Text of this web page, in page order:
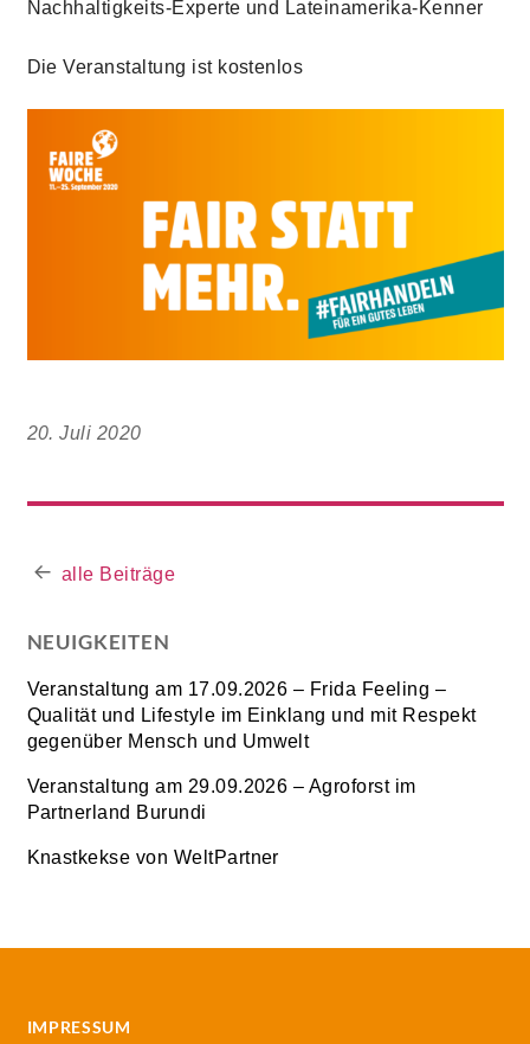
Nachhaltigkeits-Experte und Lateinamerika-Kenner
Die Veranstaltung ist kostenlos
20. Juli 2020
alle Beiträge
NEUIGKEITEN
Veranstaltung am 17.09.2026 – Frida Feeling –
Qualität und Lifestyle im Einklang und mit Respekt
gegenüber Mensch und Umwelt
Veranstaltung am 29.09.2026 – Agroforst im
Partnerland Burundi
Knastkekse von WeltPartner
IMPRESSUM